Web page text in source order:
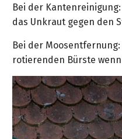
Bei der
das Unkraut gegen den
Bei der
rotierenden Bürste